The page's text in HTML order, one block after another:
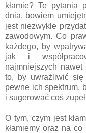
kłamie? Te pytania
dnia, bowiem
jest niezwykle
zawodowym. Co
każdego, by
jak i
najmniejszych
to, by uwrażliwić się
pewne ich spektrum,
i sugerować coś
O tym, czym jest
kłamiemy oraz na